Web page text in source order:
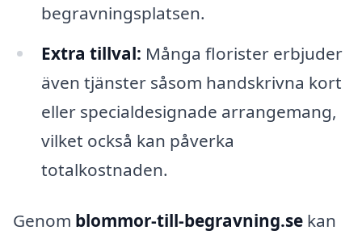
begravningsplatsen.
Extra tillval: Många florister erbjuder
även tjänster såsom handskrivna kort
eller specialdesignade arrangemang,
vilket också kan påverka
totalkostnaden.
Genom blommor-till-begravning.se kan